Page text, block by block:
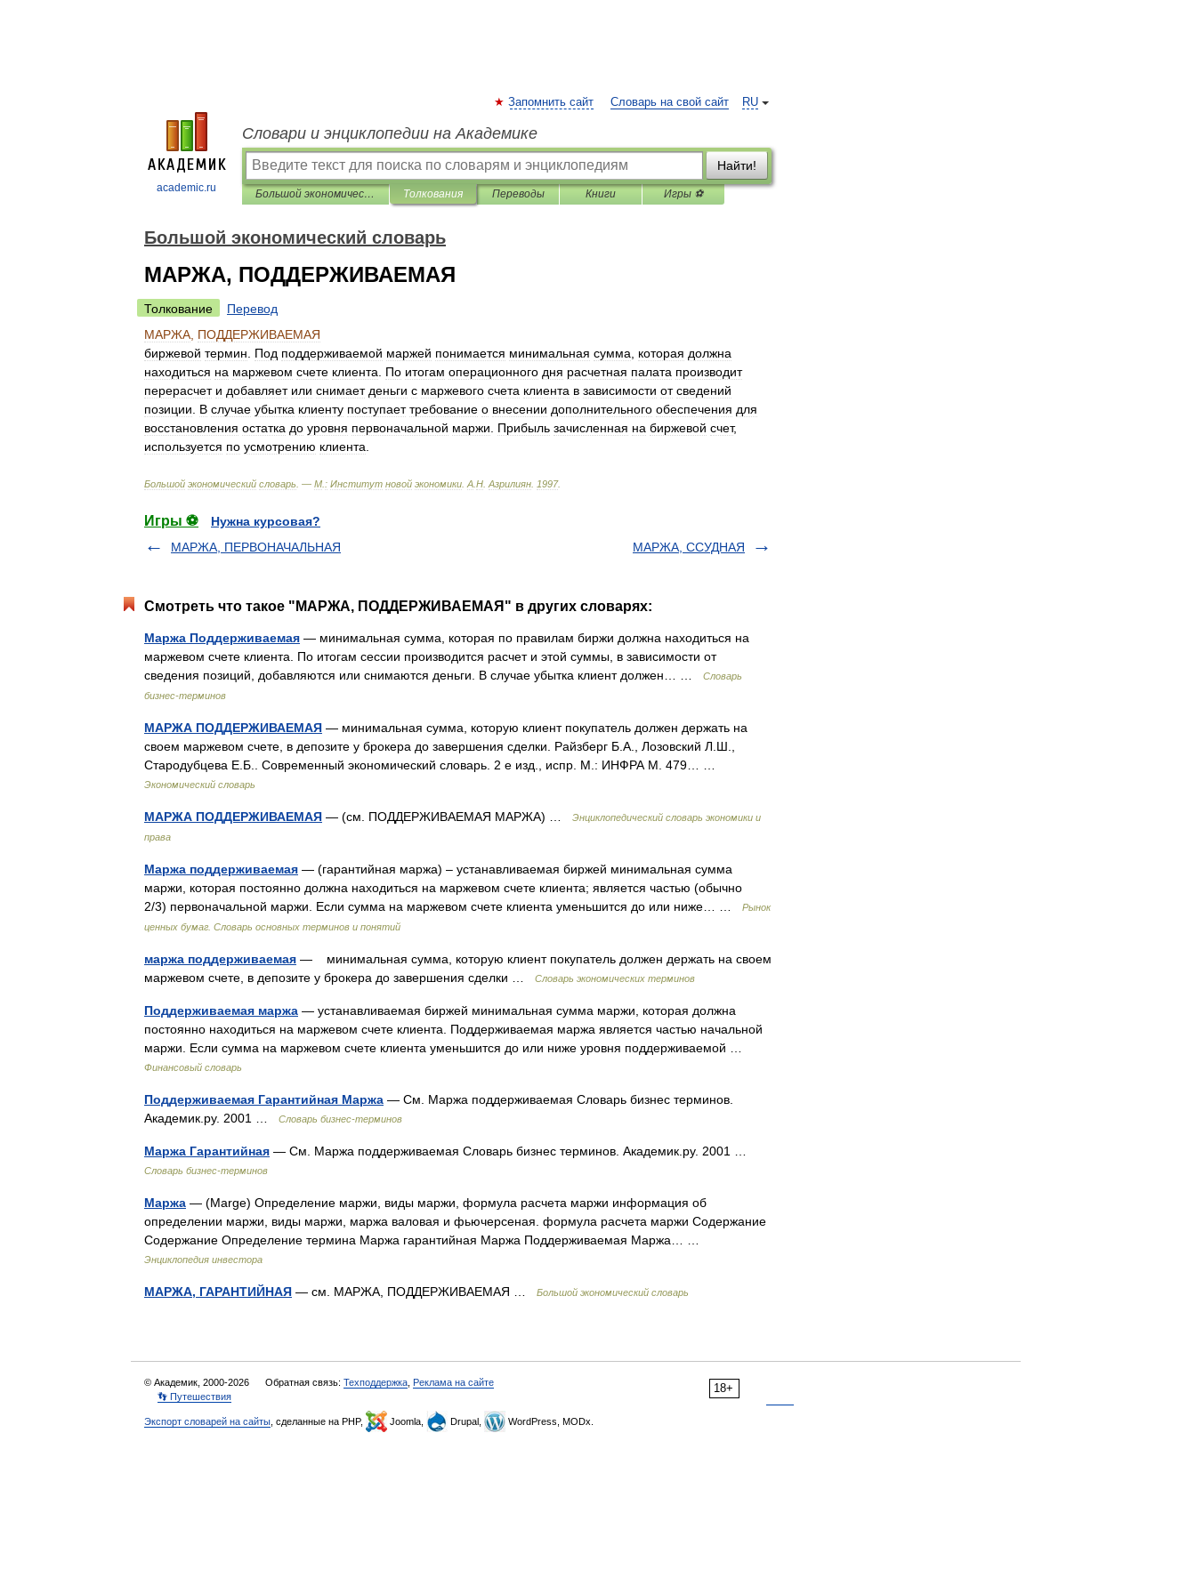
academic.ru
RU
Запомнить сайт Словарь на свой сайт
Словари и энциклопедии на Академике
Найти!
Большой экономический словарь Толкования Переводы Книги Игры ⚽
Большой экономический словарь
МАРЖА, ПОДДЕРЖИВАЕМАЯ
Толкование
Перевод
МАРЖА ПОДДЕРЖИВАЕМАЯ
биржевой термин Под поддерживаемой маржей понимается минимальная сумма которая должна
находиться на маржевом счете клиента По итогам операционного дня расчетная палата производит
перерасчет и добавляет или снимает деньги с маржевого счета клиента в зависимости от сведений
позиции
В случае убытка клиенту поступает требование о внесении дополнительного обеспечения для
восстановления остатка до уровня первоначальной маржи Прибыль зачисленная на биржевой счет,
используется по усмотрению клиента
Большой экономический словарь . — М : Институт новой экономики А Н Азрилиян 1997.
Игры ⚽
Нужна курсовая?
МАРЖА, ПЕРВОНАЧАЛЬНАЯ
МАРЖА, ССУДНАЯ
Смотреть что такое "МАРЖА, ПОДДЕРЖИВАЕМАЯ" в других словарях:
Маржа Поддерживаемая — минимальная сумма, которая по правилам биржи должна находиться на
маржевом счете клиента. По итогам сессии производится расчет и этой суммы, в зависимости от
сведения позиций, добавляются или снимаются деньги. В случае убытка клиент должен… …
Словарь
бизнес-терминов
МАРЖА ПОДДЕРЖИВАЕМАЯ — минимальная сумма, которую клиент покупатель должен держать на
своем маржевом счете, в депозите у брокера до завершения сделки. Райзберг Б.А., Лозовский Л.Ш.,
Стародубцева Е.Б.. Современный экономический словарь. 2 е изд., испр. М.: ИНФРА М. 479… …
Экономический словарь
МАРЖА ПОДДЕРЖИВАЕМАЯ — (см. ПОДДЕРЖИВАЕМАЯ МАРЖА) …
Энциклопедический словарь экономики и
права
Маржа поддерживаемая — (гарантийная маржа) – устанавливаемая биржей минимальная сумма
маржи, которая постоянно должна находиться на маржевом счете клиента; является частью (обычно
2/3) первоначальной маржи. Если сумма на маржевом счете клиента уменьшится до или ниже… …
Рынок
ценных бумаг. Словарь основных терминов и понятий
маржа поддерживаемая — минимальная сумма, которую клиент покупатель должен держать на своем
маржевом счете, в депозите у брокера до завершения сделки …
Словарь экономических терминов
Поддерживаемая маржа — устанавливаемая биржей минимальная сумма маржи, которая должна
постоянно находиться на маржевом счете клиента. Поддерживаемая маржа является частью начальной
маржи. Если сумма нa маржевом счете клиента уменьшится до или ниже уровня поддерживаемой …
Финансовый словарь
Поддерживаемая Гарантийная Маржа — См. Маржа поддерживаемая Словарь бизнес терминов.
Академик.ру. 2001 …
Словарь бизнес-терминов
Маржа Гарантийная — См. Маржа поддерживаемая Словарь бизнес терминов. Академик.ру. 2001 …
Словарь бизнес-терминов
Маржа — (Marge) Определение маржи, виды маржи, формула расчета маржи информация об
определении маржи, виды маржи, маржа валовая и фьючерсеная. формула расчета маржи Содержание
Содержание Определение термина Маржа гарантийная Маржа Поддерживаемая Маржа… …
Энциклопедия инвестора
МАРЖА, ГАРАНТИЙНАЯ — см. МАРЖА, ПОДДЕРЖИВАЕМАЯ … Большой экономический словарь
18+
© Академик, 2000-2026 Обратная связь: Техподдержка Реклама на сайте
👣 Путешествия
Экспорт словарей на сайты , сделанные на PHP, Joomla, Drupal, WordPress, MODx.